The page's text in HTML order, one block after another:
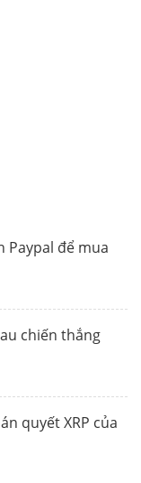
Paypal để mua
chiến thắng
quyết XRP của